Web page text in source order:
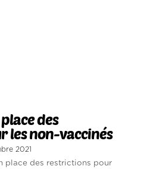
des
les non-vaccinés
2021
place des restrictions pour